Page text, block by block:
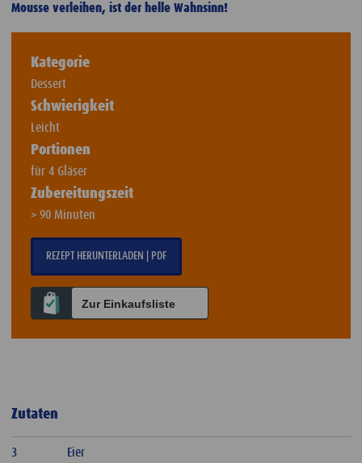
Mousse verleihen, ist der helle Wahnsinn!
Kategorie
Dessert
Schwierigkeit
Leicht
Portionen
für 4 Gläser
Zubereitungszeit
> 90 Minuten
REZEPT HERUNTERLADEN | PDF
Zur Einkaufsliste
Zutaten
3 Eier